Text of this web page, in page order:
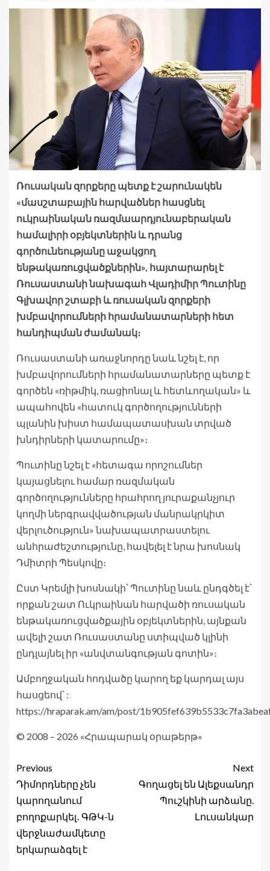
Ռուսական զորքերը պետք է շարունակեն
«մասշտաբային հարվածներ հասցնել
ուկրաինական ռազմաարդյունաբերական
համալիրի օբյեկտներին և դրանց
գործունեությանը աջակցող
ենթակառուցվածքներին», հայտարարել է
Ռուսաստանի նախագահ Վլադիմիր Պուտինը
Գլխավոր շտաբի և ռուսական զորքերի
խմբավորումների հրամանատարների հետ
հանդիպման ժամանակ։
Ռուսաստանի առաջնորդը նաև նշել է, որ
խմբավորումների հրամանատարները պետք է
գործեն «ռիթմիկ, ռացիոնալ և հետևողական» և
ապահովեն «հատուկ գործողությունների
պլանին խիստ համապատասխան տրված
խնդիրների կատարումը»։
Պուտինը նշել է «հետագա որոշումներ
կայացնելու համար ռազմական
գործողությունները հրահրող յուրաքանչյուր
կողմի ներգրավվածության մանրակրկիտ
վերլուծություն» նախապատրաստելու
անհրաժեշտությունը, հավելել է նրա խոսնակ
Դմիտրի Պեսկովը։
Ըստ Կրեմլի խոսնակի՝ Պուտինը նաև ընդգծել է՝
որքան շատ Ուկրաինան հարվածի ռուսական
ենթակառուցվածքային օբյեկտներին, այնքան
ավելի շատ Ռուսաստանը ստիպված կլինի
ընդլայնել իր «անվտանգության գոտին»։
Ամբողջական հոդվածը կարող եք կարդալ այս
հասցեով՝ :
https://hraparak.am/am/post/
© 2008 – 2026 «Հրապարակ օրաթերթ»
Previous
Դիմորդները չեն
կարողանում
բողոքարկել․ ԳԹԿ-ն
վերջնաժամկետը
երկարաձգել է
Next
Գողացել են Ալեքսանդր
Պուշկինի արձանը.
Լուսանկար